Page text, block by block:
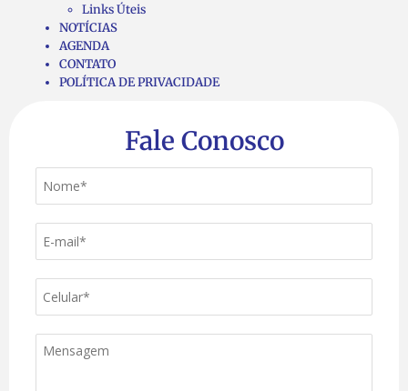
Links Úteis
NOTÍCIAS
AGENDA
CONTATO
POLÍTICA DE PRIVACIDADE
Fale Conosco